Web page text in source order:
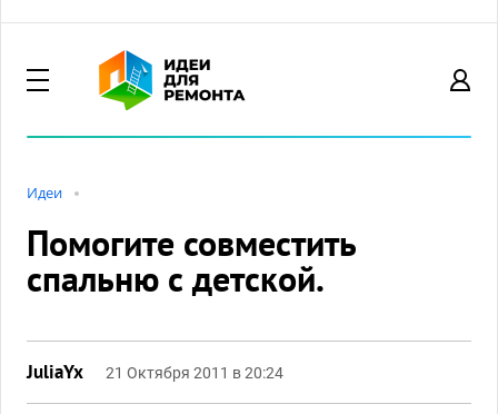
Идеи
Помогите совместить
спальню с детской.
JuliaYx 21 Октября 2011 в 20:24